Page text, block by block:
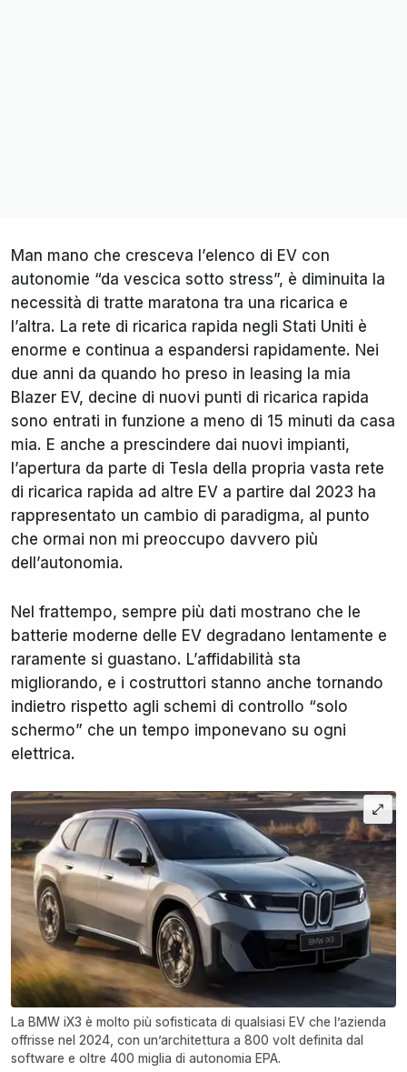
Man mano che cresceva l’elenco di EV con
autonomie “da vescica sotto stress”, è diminuita la
necessità di tratte maratona tra una ricarica e
l’altra. La rete di ricarica rapida negli Stati Uniti è
enorme e continua a espandersi rapidamente. Nei
due anni da quando ho preso in leasing la mia
Blazer EV, decine di nuovi punti di ricarica rapida
sono entrati in funzione a meno di 15 minuti da casa
mia. E anche a prescindere dai nuovi impianti,
l’apertura da parte di Tesla della propria vasta rete
di ricarica rapida ad altre EV a partire dal 2023 ha
rappresentato un cambio di paradigma, al punto
che ormai non mi preoccupo davvero più
dell’autonomia.
Nel frattempo, sempre più dati mostrano che le
batterie moderne delle EV degradano lentamente e
raramente si guastano. L’affidabilità sta
migliorando, e i costruttori stanno anche tornando
indietro rispetto agli schemi di controllo “solo
schermo” che un tempo imponevano su ogni
elettrica.
La BMW iX3 è molto più sofisticata di qualsiasi EV che l’azienda
offrisse nel 2024, con un’architettura a 800 volt definita dal
software e oltre 400 miglia di autonomia EPA.